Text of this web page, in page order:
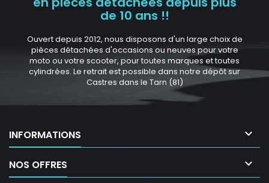
de 10 ans !!
Ouvert depuis 2012, nous disposons d'un large choix de
pièces détachées d'occasions ou neuves pour votre
moto ou votre scooter, pour toutes marques et toutes
cylindrées. Le retrait est possible dans notre dépôt sur
Castres dans le Tarn (81)
INFORMATIONS 
NOS OFFRES 